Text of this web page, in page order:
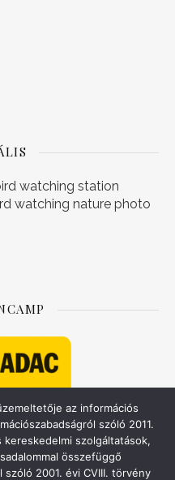
watching station
watching nature photo
az információs
szóló 2011.
szolgáltatások,
összefüggő
2001. évi CVIII. törvény